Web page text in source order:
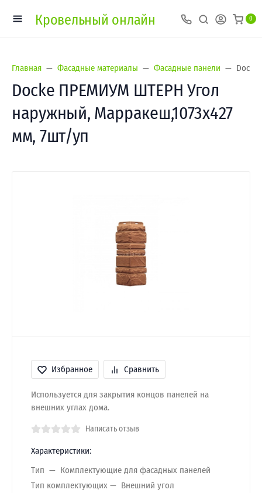
Кровельный онлайн 0
Главная Фасадные материалы Фасадные панели
Docke ПРЕМИУМ ШТЕРН Угол
наружный, Марракеш,1073х427
мм, 7шт/уп
Избранное Сравнить
Используется для закрытия концов панелей на
внешних углах дома.
Написать отзыв
Характеристики:
Тип
Комплектующие для фасадных панелей
Тип комплектующих
Внешний угол